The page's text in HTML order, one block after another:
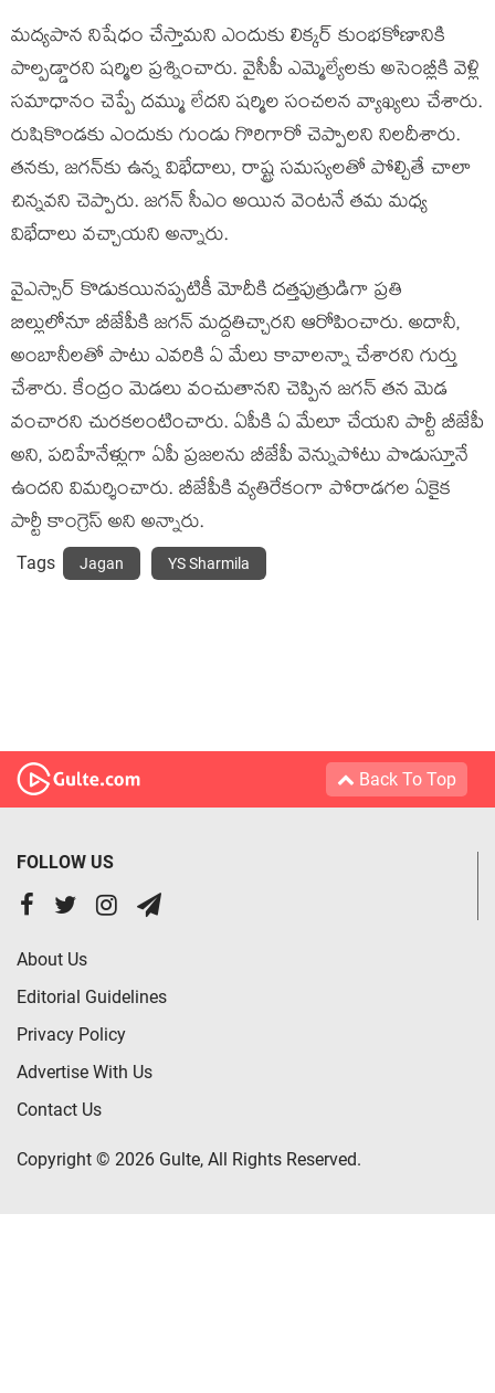
మద్యపాన నిషేధం చేస్తామని ఎందుకు లిక్కర్ కుంభకోణానికి
పాల్పడ్డారని షర్మిల ప్రశ్నించారు. వైసీపీ ఎమ్మెల్యేలకు అసెంబ్లీకి వెళ్లి
సమాధానం చెప్పే దమ్ము లేదని షర్మిల సంచలన వ్యాఖ్యలు చేశారు.
రుషికొండకు ఎందుకు గుండు గొరిగారో చెప్పాలని నిలదీశారు.
తనకు, జగన్‌కు ఉన్న విభేదాలు, రాష్ట్ర సమస్యలతో పోల్చితే చాలా
చిన్నవని చెప్పారు. జగన్ సీఎం అయిన వెంటనే తమ మధ్య
విభేదాలు వచ్చాయని అన్నారు.
వైఎస్సార్ కొడుకయినప్పటికీ మోదీకి దత్తపుత్రుడిగా ప్రతి
బిల్లులోనూ బీజేపీకి జగన్ మద్దతిచ్చారని ఆరోపించారు. అదానీ,
అంబానీలతో పాటు ఎవరికి ఏ మేలు కావాలన్నా చేశారని గుర్తు
చేశారు. కేంద్రం మెడలు వంచుతానని చెప్పిన జగన్ తన మెడ
వంచారని చురకలంటించారు. ఏపీకి ఏ మేలూ చేయని పార్టీ బీజేపీ
అని, పదిహేనేళ్లుగా ఏపీ ప్రజలను బీజేపీ వెన్నుపోటు పొడుస్తూనే
ఉందని విమర్శించారు. బీజేపీకి వ్యతిరేకంగా పోరాడగల ఏకైక
పార్టీ కాంగ్రెస్ అని అన్నారు.
Tags Jagan YS Sharmila
Back To Top
FOLLOW US
About Us
Editorial Guidelines
Privacy Policy
Advertise With Us
Contact Us
Copyright © 2026 Gulte, All Rights Reserved.